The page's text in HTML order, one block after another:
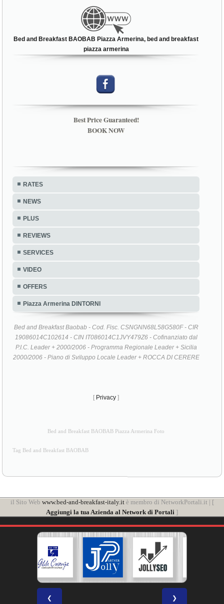
Bed and Breakfast BAOBAB Piazza Armerina, bed and breakfast
piazza armerina
Best Price Guaranteed!
BOOK NOW
RATES
NEWS
PLUS
REVIEWS
SERVICES
VIDEO
OFFERS
Piazza Armerina DINTORNI
Bed and Breakfast Baobab - Cod. Fisc. CSNGNN68L58G580F - CIR
19086014C102614 - CIN IT086014C1JVY479Z6 - Cofinanziato dal
P.I.C. Leader + 2000/2006 - Programma Regionale Leader + Sicilia
2000/2006 - Piano di Sviluppo Locale Leader + ROCCA DI CERERE
[ Privacy ]
Bed and Breakfast BAOBAB Piazza Armerina Foto
Tag Bed and Breakfast BAOBAB
il Sito Web www.bed-and-breakfast-italy.itè membro di NetworkPortali.it | [
Aggiungi la tua Azienda al Network di Portali ]
❮ ❯